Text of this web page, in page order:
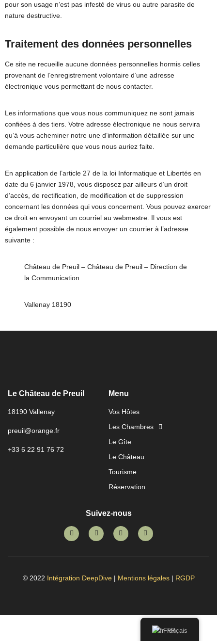
pour son usage n’est pas infesté de virus ou autre parasite de
nature destructive.
Traitement des données personnelles
Ce site ne recueille aucune données personnelles hormis celles
provenant de l’enregistrement volontaire d’une adresse
électronique vous permettant de nous contacter.
Les informations que vous nous communiquez ne sont jamais
confiées à des tiers. Votre adresse électronique ne nous servira
qu’à vous acheminer notre une d’information détaillée sur une
demande particulière que vous nous auriez faite.
En application de l’article 27 de la loi Informatique et Libertés en
date du 6 janvier 1978, vous disposez par ailleurs d’un droit
d’accès, de rectification, de modification et de suppression
concernant les données qui vous concernent. Vous pouvez exercer
ce droit en envoyant un courriel au webmestre. Il vous est
également possible de nous envoyer un courrier à l’adresse
suivante :
Château de Preuil – Château de Preuil – Direction de
la Communication.
Vallenay 18190
Le Château de Preuil
18190 Vallenay
preuil@orange.fr
+33 6 22 91 76 72
Menu
Vos Hôtes
Les Chambres
Le Gîte
Le Château
Tourisme
Réservation
Suivez-nous
© 2022 Intégration DeepDive| Mentions légales| RGDP
Français